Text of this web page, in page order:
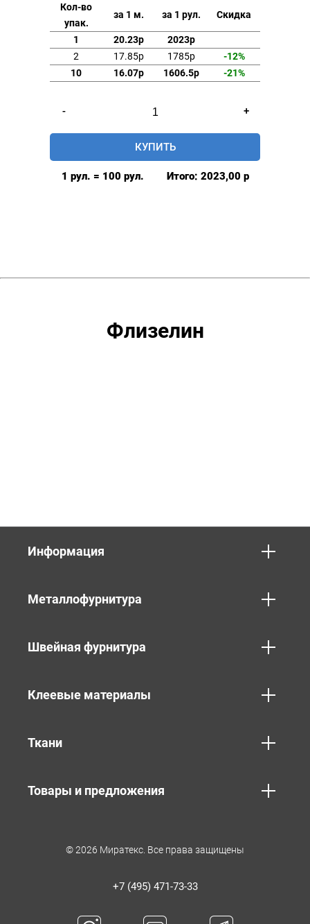
Кол-во
упак.
за 1 м. за 1 рул. Скидка
1 20.23р
2023р
2
17.85р 1785р
-12%
10
16.07р 1606.5р -21%
-
товара
Флизелин
25гр/
+
КУПИТЬ
1 рул. = 100 рул. Итого: 2023,00 р
Флизелин
Информация
Металлофурнитура
Швейная фурнитура
Клеевые материалы
Ткани
Товары и предложения
© 2026 Миратекс. Все права защищены
+7 (495) 471-73-33